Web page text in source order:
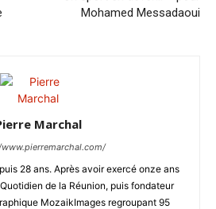
Mohamed Messadaoui
Marchal
28 ans. Après avoir exercé onze ans
de la Réunion, puis fondateur
MozaikImages regroupant 95